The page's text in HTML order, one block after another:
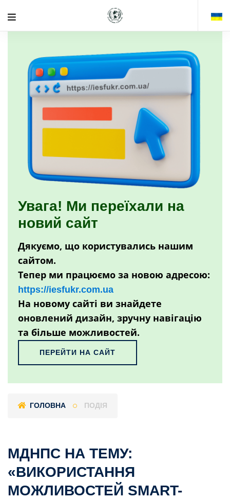
Увага! Ми переїхали на
новий сайт
Дякуємо, що користувались нашим
сайтом.
Тепер ми працюємо за новою адресою:
https://iesfukr.com.ua
На новому сайті ви знайдете
оновлений дизайн, зручну навігацію
та більше можливостей.
ПЕРЕЙТИ НА САЙТ
ГОЛОВНА ПОДІЯ
МДНПС НА ТЕМУ:
«ВИКОРИСТАННЯ
МОЖЛИВОСТЕЙ SMART-